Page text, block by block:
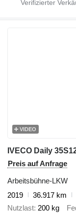
VIDEO
Preis auf Anfrage
Arbeitsbühne-LKW
2019
36.917 km
Nutzlast 200 kg